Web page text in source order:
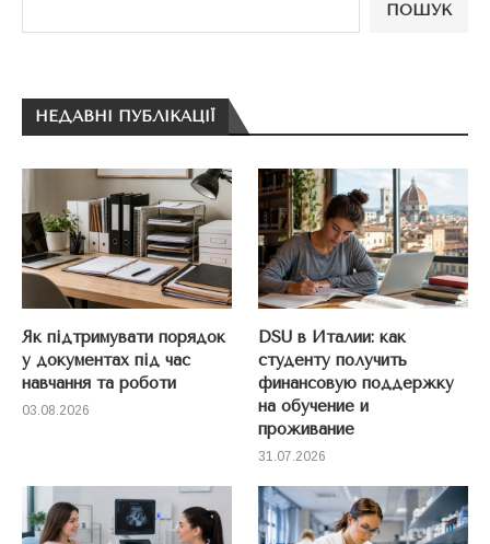
ПОШУК
НЕДАВНІ ПУБЛІКАЦІЇ
Як підтримувати порядок
у документах під час
навчання та роботи
03.08.2026
DSU в Италии: как
студенту получить
финансовую поддержку
на обучение и
проживание
31.07.2026